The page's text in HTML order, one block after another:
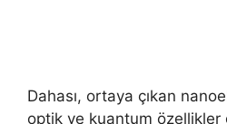
Dahası, ortaya çıkan
optik ve kuantum özellikler